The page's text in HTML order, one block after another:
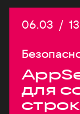
Дата:
06.03 /
для